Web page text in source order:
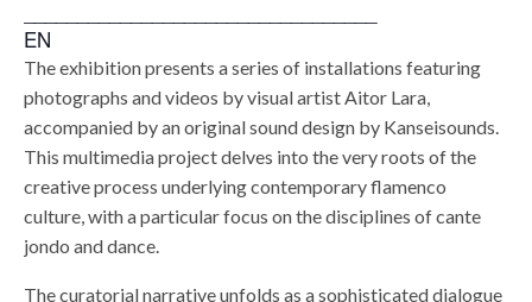
EN
The exhibition presents a series of installations featuring
photographs and videos by visual artist Aitor Lara,
accompanied by an original sound design by Kanseisounds.
This multimedia project delves into the very roots of the
creative process underlying contemporary flamenco
culture, with a particular focus on the disciplines of cante
jondo and dance.
The curatorial narrative unfolds as a sophisticated dialogue